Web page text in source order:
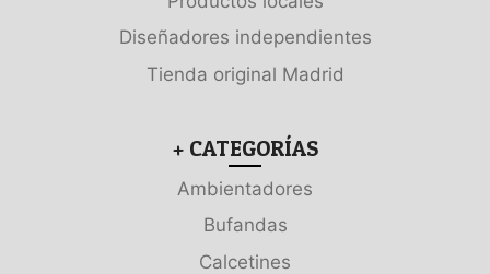
Diseñadores independientes
Tienda original Madrid
+ CATEGORÍAS
Ambientadores
Bufandas
Calcetines